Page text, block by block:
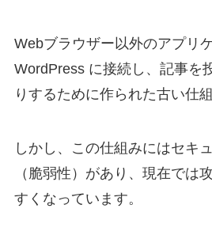
Webブラウザー以外のアプリ
WordPress に接続し、記事を
りするために作られた古い仕組
しかし、この仕組みにはセキ
（脆弱性）があり、現在では
すくなっています。